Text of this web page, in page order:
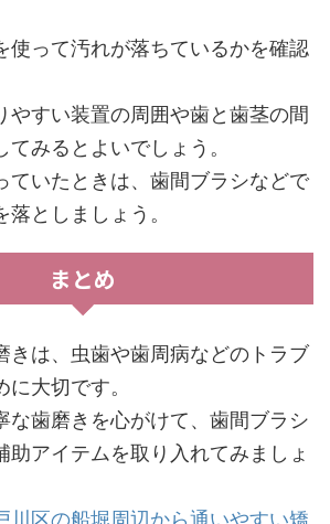
使って汚れが落ちているかを確認
やすい装置の周囲や歯と歯茎の間
みるとよいでしょう。
ていたときは、歯間ブラシなどで
落としましょう。
まとめ
きは、虫歯や歯周病などのトラブ
大切です。
な歯磨きを心がけて、歯間ブラシ
助アイテムを取り入れてみましょ
川区の船堀周辺から通いやすい矯